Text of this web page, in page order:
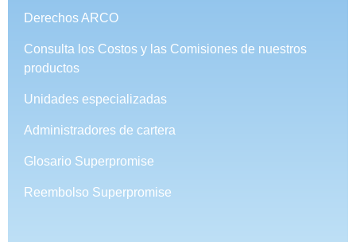
Derechos ARCO
Consulta los Costos y las Comisiones de nuestros
productos
Unidades especializadas
Administradores de cartera
Glosario Superpromise
Reembolso Superpromise